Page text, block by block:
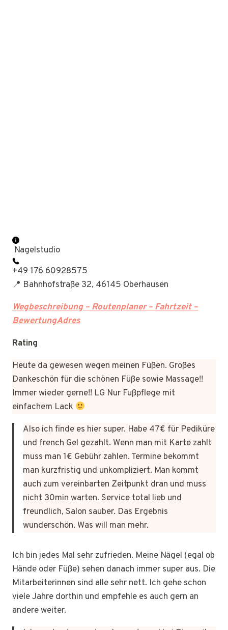
Nagelstudio
+49 176 60928575
📍 Bahnhofstraße 32, 46145 Oberhausen
Wegbeschreibung – Routenplaner – Fahrtzeit –
BewertungAdres
Rating
Heute da gewesen wegen meinen Füßen. Großes
Dankeschön für die schönen Füße sowie Massage!!
Immer wieder gerne!! LG Nur Fußpflege mit
einfachem Lack
Also ich finde es hier super. Habe 47€ für Pediküre
und french Gel gezahlt. Wenn man mit Karte zahlt
muss man 1€ Gebühr zahlen. Termine bekommt
man kurzfristig und unkompliziert. Man kommt
auch zum vereinbarten Zeitpunkt dran und muss
nicht 30min warten. Service total lieb und
freundlich, Salon sauber. Das Ergebnis
wunderschön. Was will man mehr.
Ich bin jedes Mal sehr zufrieden. Meine Nägel (egal ob
Hände oder Füße) sehen danach immer super aus. Die
Mitarbeiterinnen sind alle sehr nett. Ich gehe schon
viele Jahre dorthin und empfehle es auch gern an
andere weiter.